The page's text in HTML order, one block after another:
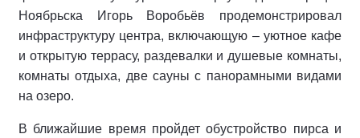
Ноябрьска Игорь Воробьёв продемонстрировал
инфраструктуру центра, включающую – уютное кафе
и открытую террасу, раздевалки и душевые комнаты,
комнаты отдыха, две сауны с панорамными видами
на озеро.
В ближайшие время пройдет обустройство пирса и